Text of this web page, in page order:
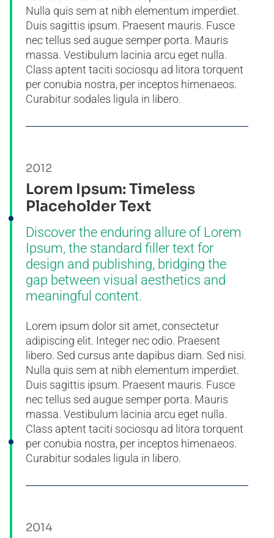
Nulla quis sem at nibh elementum imperdiet.
Duis sagittis ipsum. Praesent mauris. Fusce
nec tellus sed augue semper porta. Mauris
massa. Vestibulum lacinia arcu eget nulla.
Class aptent taciti sociosqu ad litora torquent
per conubia nostra, per inceptos himenaeos.
Curabitur sodales ligula in libero.
2012
Lorem Ipsum: Timeless
Placeholder Text
Discover the enduring allure of Lorem
Ipsum, the standard filler text for
design and publishing, bridging the
gap between visual aesthetics and
meaningful content.
Lorem ipsum dolor sit amet, consectetur
adipiscing elit. Integer nec odio. Praesent
libero. Sed cursus ante dapibus diam. Sed nisi.
Nulla quis sem at nibh elementum imperdiet.
Duis sagittis ipsum. Praesent mauris. Fusce
nec tellus sed augue semper porta. Mauris
massa. Vestibulum lacinia arcu eget nulla.
Class aptent taciti sociosqu ad litora torquent
per conubia nostra, per inceptos himenaeos.
Curabitur sodales ligula in libero.
2014